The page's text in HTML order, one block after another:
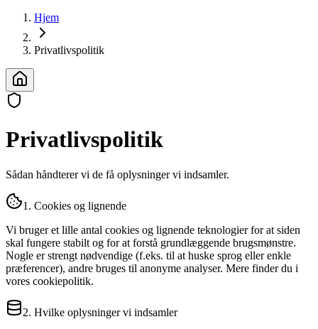
Hjem
Privatlivspolitik
Privatlivspolitik
Sådan håndterer vi de få oplysninger vi indsamler.
1. Cookies og lignende
Vi bruger et lille antal cookies og lignende teknologier for at siden
skal fungere stabilt og for at forstå grundlæggende brugsmønstre.
Nogle er strengt nødvendige (f.eks. til at huske sprog eller enkle
præferencer), andre bruges til anonyme analyser. Mere finder du i
vores cookiepolitik.
2. Hvilke oplysninger vi indsamler